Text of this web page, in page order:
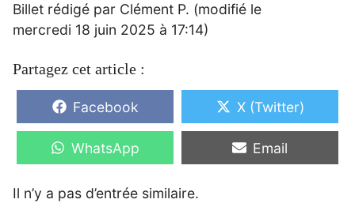
Billet rédigé par Clément P. (modifié le
mercredi 18 juin 2025 à 17:14)
Partagez cet article :
Share
on
Facebook
Share
on
X (Twitter)
Share
on
WhatsApp
Share
on
Email
Il n’y a pas d’entrée similaire.